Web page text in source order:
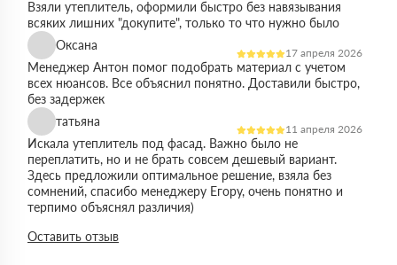
Взяли утеплитель, оформили быстро без навязывания
всяких лишних "докупите", только то что нужно было
Оксана
17 апреля 2026
Менеджер Антон помог подобрать материал с учетом
всех нюансов. Все объяснил понятно. Доставили быстро,
без задержек
татьяна
11 апреля 2026
Искала утеплитель под фасад. Важно было не
переплатить, но и не брать совсем дешевый вариант.
Здесь предложили оптимальное решение, взяла без
сомнений, спасибо менеджеру Егору, очень понятно и
терпимо объяснял различия)
Оставить отзыв